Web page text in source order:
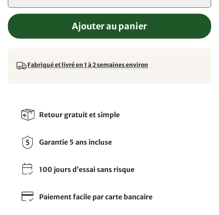
Ajouter au panier
Fabriqué et livré en 1 à 2 semaines environ
Retour gratuit et simple
Garantie 5 ans incluse
100 jours d’essai sans risque
Paiement facile par carte bancaire